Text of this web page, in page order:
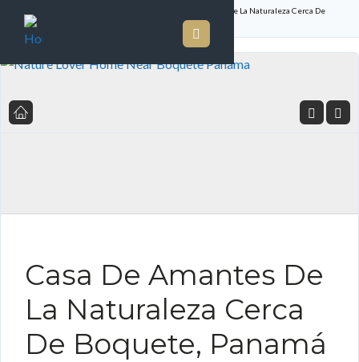
Casa De Amantes De La Naturaleza Cerca De
Boquete, Panamá
Casa De Amantes De
La Naturaleza Cerca
De Boquete, Panamá